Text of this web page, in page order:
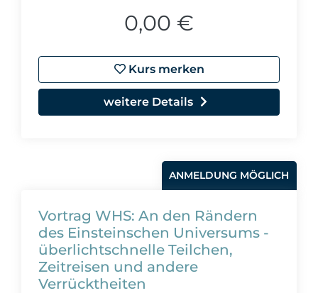
0,00 €
Kurs merken
weitere Details
ANMELDUNG MÖGLICH
Vortrag WHS: An den Rändern
des Einsteinschen Universums -
überlichtschnelle Teilchen,
Zeitreisen und andere
Verrücktheiten